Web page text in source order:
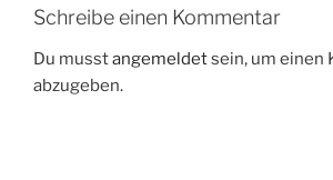
Schreibe einen Kommentar
Du musstangemeldetsein, um einen
abzugeben.